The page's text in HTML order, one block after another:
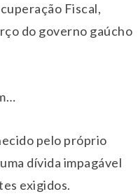
Fiscal,
do governo gaúcho
pelo próprio
dívida impagável
exigidos.